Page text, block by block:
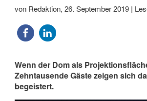
von Redaktion, 26. September 2019 |
Wenn der Dom als
Zehntausende Gäste zeigen sich
begeistert.